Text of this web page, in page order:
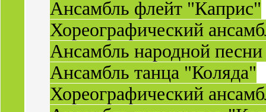
Ансамбль флейт "Каприс"
Хореографический
Ансамбль народной
Ансамбль танца "Коляда"
Хореографический